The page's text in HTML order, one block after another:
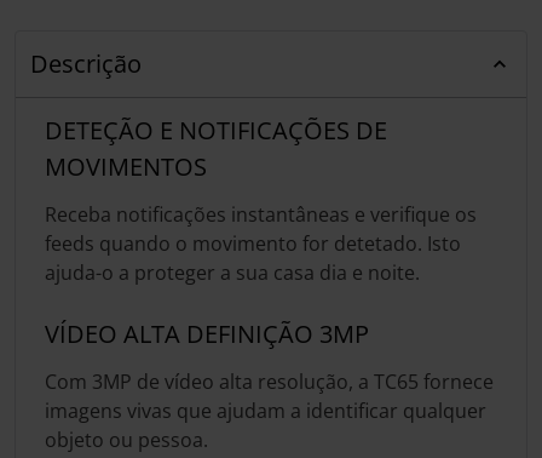
Descrição
DETEÇÃO E NOTIFICAÇÕES DE
MOVIMENTOS
Receba notificações instantâneas e verifique os
feeds quando o movimento for detetado. Isto
ajuda-o a proteger a sua casa dia e noite.
VÍDEO ALTA DEFINIÇÃO 3MP
Com 3MP de vídeo alta resolução, a TC65 fornece
imagens vivas que ajudam a identificar qualquer
objeto ou pessoa.